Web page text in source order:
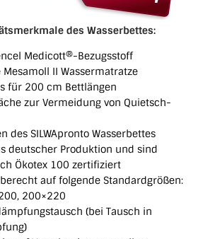
des Wasserbettes:
Medicott®-Bezugsstoff
II Wassermatratze
für 200 cm Bettlängen
zur Vermeidung von Quietsch-
des SILWApronto Wasserbettes
deutscher Produktion und sind
Ökotex 100 zertifiziert
auf folgende Standardgrößen:
200×220
(bei Tausch in